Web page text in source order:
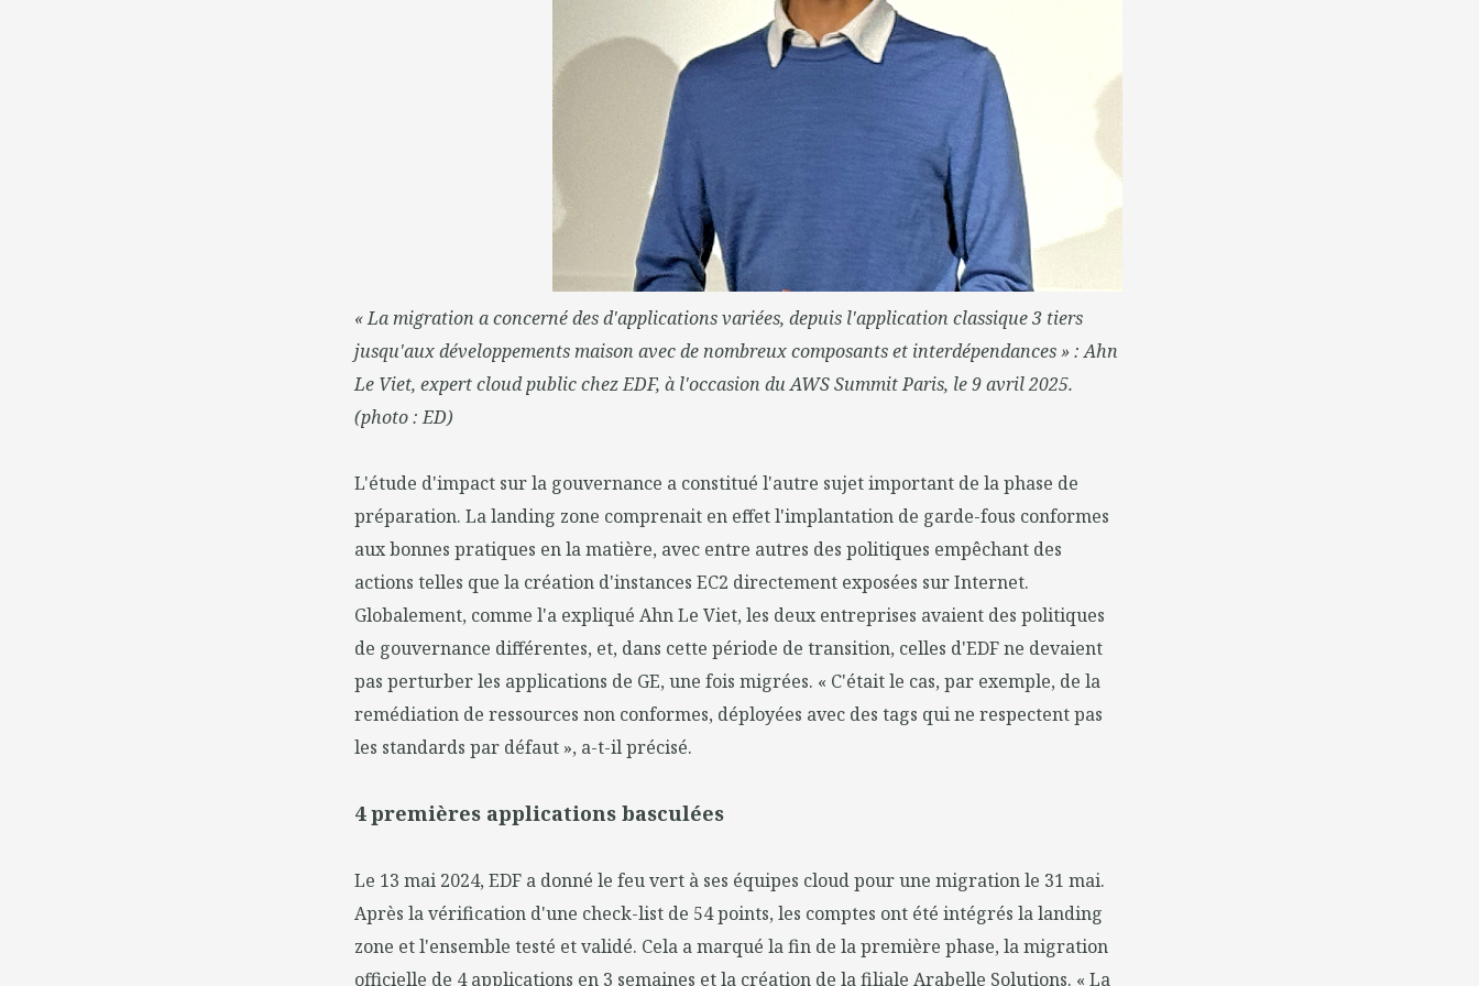
« La migration a concerné des d'applications variées, depuis l'application classique 3 tiers
jusqu'aux développements maison avec de nombreux composants et interdépendances » : Ahn
Le Viet, expert cloud public chez EDF, à l'occasion du AWS Summit Paris, le 9 avril 2025.
(photo : ED)
L'étude d'impact sur la gouvernance a constitué l'autre sujet important de la phase de
préparation. La landing zone comprenait en effet l'implantation de garde-fous conformes
aux bonnes pratiques en la matière, avec entre autres des politiques empêchant des
actions telles que la création d'instances EC2 directement exposées sur Internet.
Globalement, comme l'a expliqué Ahn Le Viet, les deux entreprises avaient des politiques
de gouvernance différentes, et, dans cette période de transition, celles d'EDF ne devaient
pas perturber les applications de GE, une fois migrées. « C'était le cas, par exemple, de la
remédiation de ressources non conformes, déployées avec des tags qui ne respectent pas
les standards par défaut », a-t-il précisé.
4 premières applications basculées
Le 13 mai 2024, EDF a donné le feu vert à ses équipes cloud pour une migration le 31 mai.
Après la vérification d'une check-list de 54 points, les comptes ont été intégrés la landing
zone et l'ensemble testé et validé. Cela a marqué la fin de la première phase, la migration
officielle de 4 applications en 3 semaines et la création de la filiale Arabelle Solutions. « La